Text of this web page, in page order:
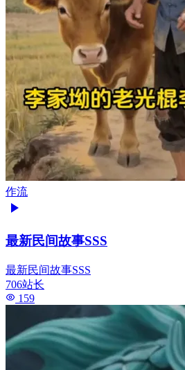
作流
最新民间故事SSS
最新民间故事SSS
706站长
159